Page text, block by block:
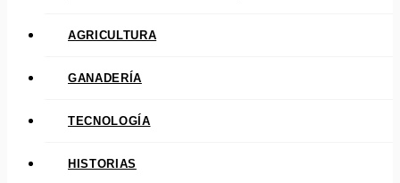
AGRICULTURA
GANADERÍA
TECNOLOGÍA
HISTORIAS